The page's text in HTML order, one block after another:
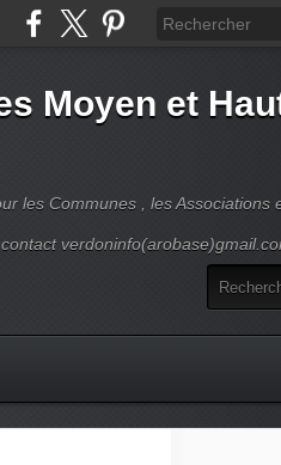
Moyen et
les Communes , les Associations